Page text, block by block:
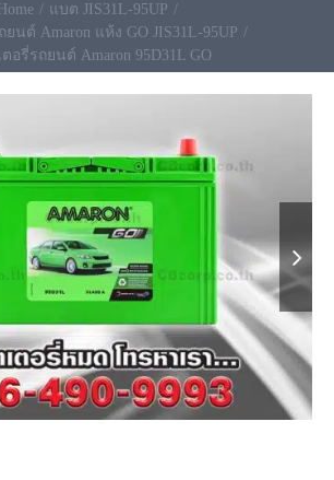
Home
แบต JIS31L-95UP
นต์ Amaron แห้ง GO JIS31L-95UP
อรี่รถยนต์ Amaron 95D31L GO
